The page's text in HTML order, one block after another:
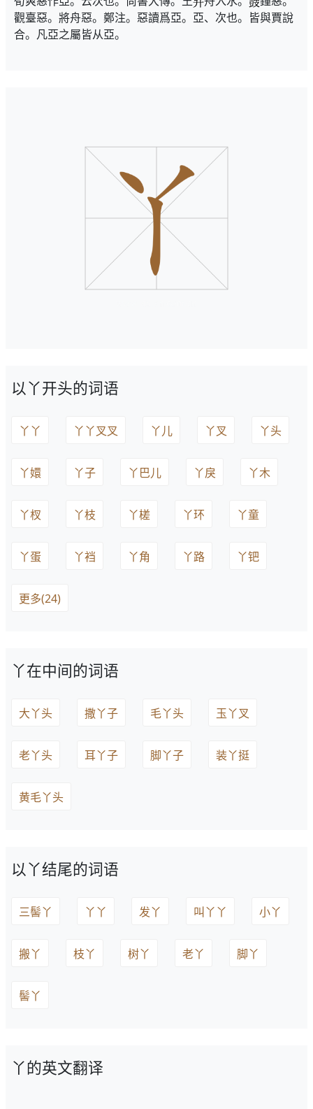
觀臺惡。將舟惡。鄭注。惡讀爲亞。亞、次也。皆與賈說
合。凡亞之屬皆从亞。
以丫开头的词语
丫丫 丫丫叉叉 丫儿 丫叉 丫头
丫嬛 丫子 丫巴儿 丫戾 丫木
丫杈 丫枝 丫槎 丫环 丫童
丫蛋 丫裆 丫角 丫路 丫钯
更多(24)
丫在中间的词语
大丫头 撒丫子 毛丫头 玉丫叉
老丫头 耳丫子 脚丫子 装丫挺
黄毛丫头
以丫结尾的词语
三髻丫 丫丫 发丫 叫丫丫 小丫
搬丫 枝丫 树丫 老丫 脚丫
髻丫
丫的英文翻译